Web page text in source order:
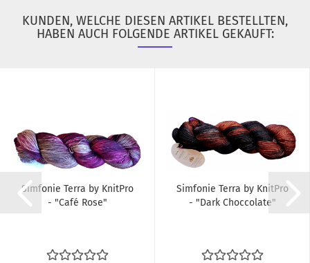
KUNDEN, WELCHE DIESEN ARTIKEL BESTELLTEN,
HABEN AUCH FOLGENDE ARTIKEL GEKAUFT:
Simfonie Terra by KnitPro
- "Café Rose"
Simfonie Terra by KnitPro
- "Dark Choccolate"